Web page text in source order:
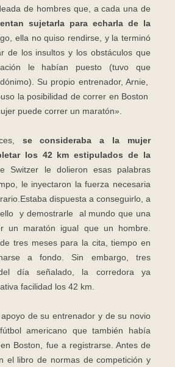
de hombres que, a cada una de
sujetarla para echarla de la
ella no quiso rendirse, y la terminó
de los insultos y los obstáculos que
le habían puesto (tuvo que
Su propio entrenador, Arnie,
la posibilidad de correr en Boston
puede correr un maratón».
se consideraba a la mujer
los 42 km estipulados de la
Switzer le dolieron esas palabras
le inyectaron la fuerza necesaria
dispuesta a conseguirlo, a
y demostrarle al mundo que una
un maratón igual que un hombre.
tres meses para la cita, tiempo en
a fondo. Sin embargo, tres
día señalado, la corredora ya
facilidad los 42 km.
de su entrenador y de su novio
americano que también había
Boston, fue a registrarse. Antes de
el libro de normas de competición y